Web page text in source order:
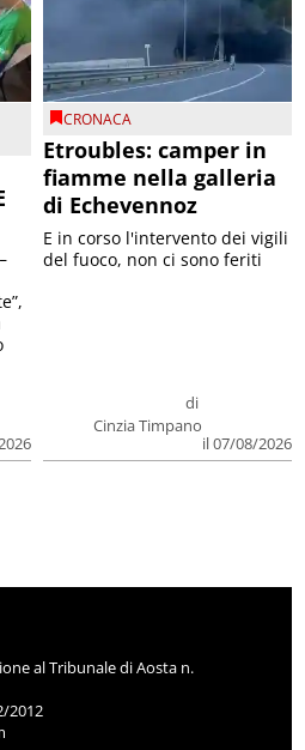
CRONACA
Etroubles: camper in
fiamme nella galleria
di Echevennoz
di
Cinzia Timpano
il 07/08/2026
E in corso l'intervento dei vigili
del fuoco, non ci sono feriti
al Tribunale di Aosta n.
2012